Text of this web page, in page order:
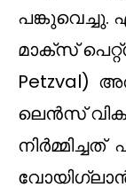
മാക്സ്
Petzval)
ലെൻസ്
നിർമ്മിച്ചത്